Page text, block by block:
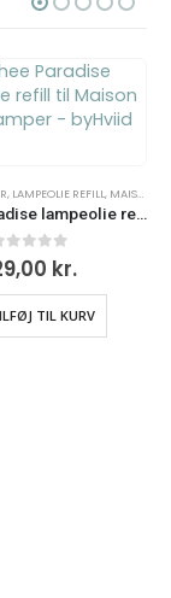
, LAMPEOLIE REFILL, MAISON BERGER
Lychee Paradise lampeolie refill
ud af 5kr.
TIL KURV